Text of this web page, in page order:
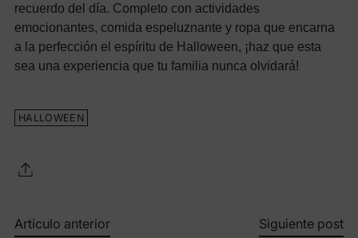
recuerdo del día. Completo con actividades
emocionantes, comida espeluznante y ropa que encarna
a la perfección el espíritu de Halloween, ¡haz que esta
sea una experiencia que tu familia nunca olvidará!
HALLOWEEN
Artículo anterior Siguiente post